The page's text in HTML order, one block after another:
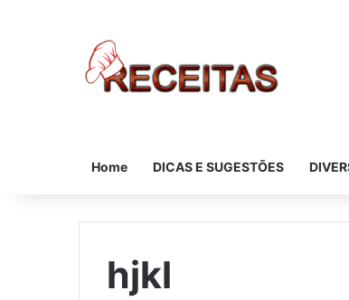
Home DICAS E SUGESTÕES
hjkl